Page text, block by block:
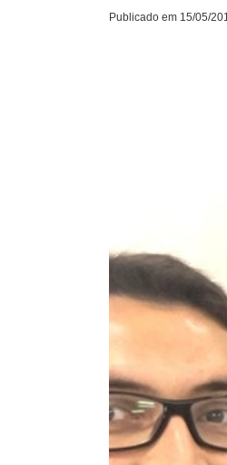
Publicado em 15/05/